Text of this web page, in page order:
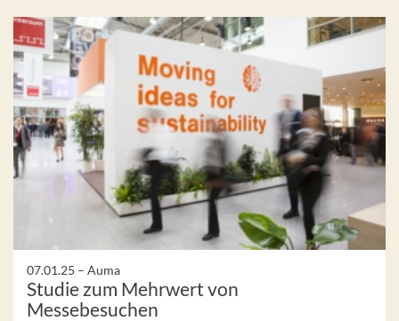
07.01.25 – Auma
Studie zum Mehrwert von
Messebesuchen